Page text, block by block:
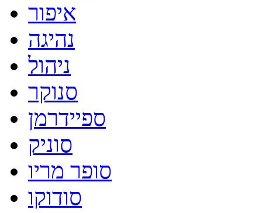
איפור
נהיגה
ניהול
סנוקר
ספיידרמן
סוניק
סופר מריו
סודוקו